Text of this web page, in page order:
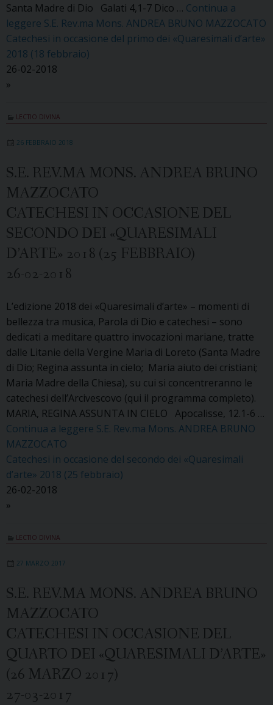
Santa Madre di Dio Galati 4,1-7 Dico … Continua a
leggere S.E. Rev.ma Mons. ANDREA BRUNO MAZZOCATO
Catechesi in occasione del primo dei «Quaresimali d’arte»
2018 (18 febbraio)
26-02-2018
»
LECTIO DIVINA
26 FEBBRAIO 2018
S.E. REV.MA MONS. ANDREA BRUNO
MAZZOCATO
CATECHESI IN OCCASIONE DEL
SECONDO DEI «QUARESIMALI
D’ARTE» 2018 (25 FEBBRAIO)
26-02-2018
L’edizione 2018 dei «Quaresimali d’arte» – momenti di
bellezza tra musica, Parola di Dio e catechesi – sono
dedicati a meditare quattro invocazioni mariane, tratte
dalle Litanie della Vergine Maria di Loreto (Santa Madre
di Dio; Regina assunta in cielo; Maria aiuto dei cristiani;
Maria Madre della Chiesa​), su cui si concentreranno le
catechesi dell’Arcivescovo (qui il programma completo).
MARIA, REGINA ASSUNTA IN CIELO Apocalisse, 12.1-6 …
Continua a leggere S.E. Rev.ma Mons. ANDREA BRUNO
MAZZOCATO
Catechesi in occasione del secondo dei «Quaresimali
d’arte» 2018 (25 febbraio)
26-02-2018
»
LECTIO DIVINA
27 MARZO 2017
S.E. REV.MA MONS. ANDREA BRUNO
MAZZOCATO
CATECHESI IN OCCASIONE DEL
QUARTO DEI «QUARESIMALI D’ARTE»
(26 MARZO 2017)
27-03-2017